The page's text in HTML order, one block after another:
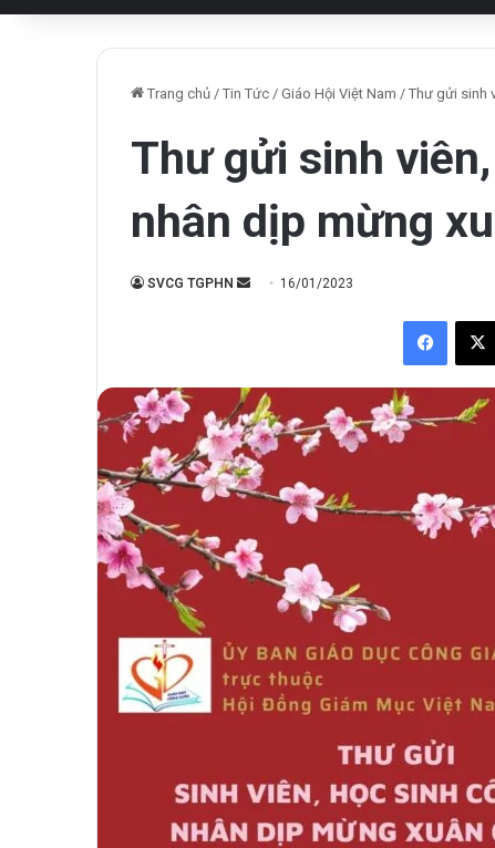
Trang chủ / Tin Tức / Giáo Hội Việt Nam / Thư gửi sinh
Thư gửi sinh
nhân dịp mừng
SVCG TGPHN
Send 16/01/2023